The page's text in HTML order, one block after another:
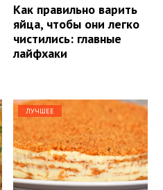
Как правильно варить
яйца, чтобы они легко
чистились: главные
лайфхаки
ЛУЧШЕЕ